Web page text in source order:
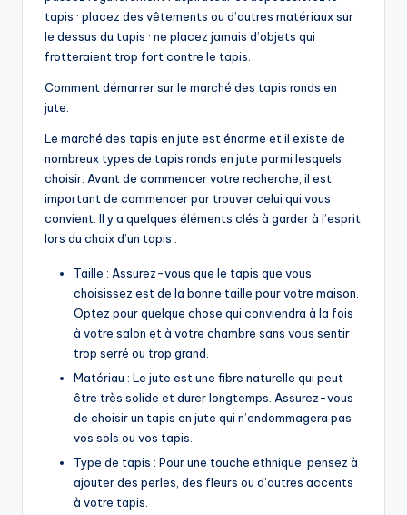
tapis · placez des vêtements ou d’autres matériaux sur
le dessus du tapis · ne placez jamais d’objets qui
frotteraient trop fort contre le tapis.
Comment démarrer sur le marché des tapis ronds en
jute.
Le marché des tapis en jute est énorme et il existe de
nombreux types de tapis ronds en jute parmi lesquels
choisir. Avant de commencer votre recherche, il est
important de commencer par trouver celui qui vous
convient. Il y a quelques éléments clés à garder à l’esprit
lors du choix d’un tapis :
Taille : Assurez-vous que le tapis que vous
choisissez est de la bonne taille pour votre maison.
Optez pour quelque chose qui conviendra à la fois
à votre salon et à votre chambre sans vous sentir
trop serré ou trop grand.
Matériau : Le jute est une fibre naturelle qui peut
être très solide et durer longtemps. Assurez-vous
de choisir un tapis en jute qui n’endommagera pas
vos sols ou vos tapis.
Type de tapis : Pour une touche ethnique, pensez à
ajouter des perles, des fleurs ou d’autres accents
à votre tapis.